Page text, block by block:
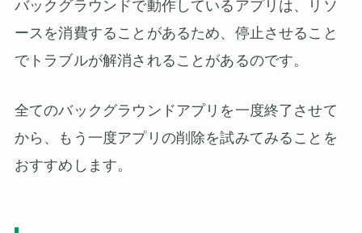
バックグラウンドで動作しているアプリは、リソ
ースを消費することがあるため、停止させること
でトラブルが解消されることがあるのです。
全てのバックグラウンドアプリを一度終了させて
から、もう一度アプリの削除を試みてみることを
おすすめします。